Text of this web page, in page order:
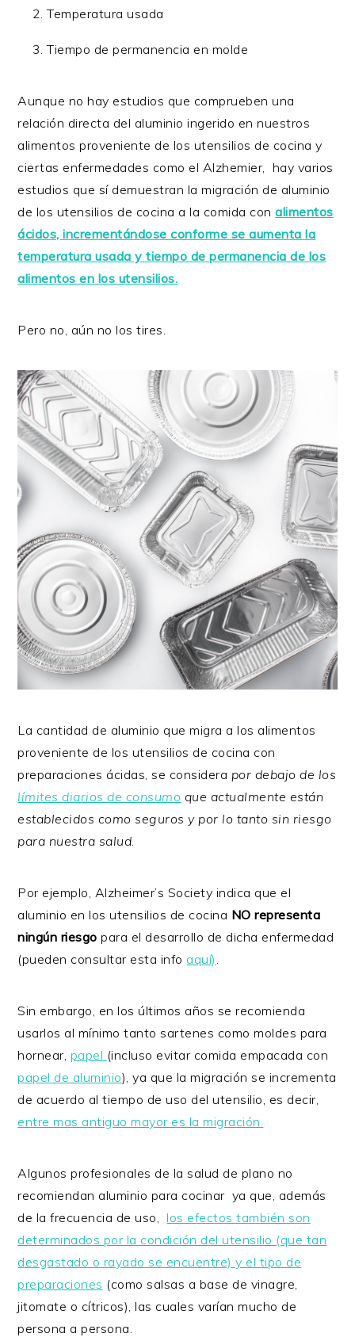
Temperatura usada
Tiempo de permanencia en molde
Aunque no hay estudios que comprueben una
relación directa del aluminio ingerido en nuestros
alimentos proveniente de los utensilios de cocina y
ciertas enfermedades como el Alzhemier, hay varios
estudios que sí demuestran la migración de aluminio
de los utensilios de cocina a la comida conalimentos
ácidos, incrementándose conforme se aumenta la
temperatura usada y tiempo de permanencia de los
alimentos en los utensilios.
Pero no, aún no los tires.
La cantidad de aluminio que migra a los alimentos
proveniente de los utensilios de cocina con
preparaciones ácidas, se considera por debajo de los
límites diarios de consumo que actualmente están
establecidos como seguros y por lo tanto sin riesgo
para nuestra salud
Por ejemplo, Alzheimer’s Society indica que el
aluminio en los utensilios de cocina NO representa
ningún riesgo para el desarrollo de dicha enfermedad
(pueden consultar esta info aquí)
Sin embargo, en los últimos años se recomienda
usarlos al mínimo tanto sartenes como moldes para
hornear, papel (incluso evitar comida empacada con
papel de aluminio), ya que la migración se incrementa
de acuerdo al tiempo de uso del utensilio, es decir,
entre mas antiguo mayor es la migración.
Algunos profesionales de la salud de plano no
recomiendan aluminio para cocinar ya que, además
de la frecuencia de uso, los efectos también son
determinados por la condición del utensilio (que tan
desgastado o rayado se encuentre) y el tipo de
preparaciones (como salsas a base de vinagre,
jitomate o cítricos), las cuales varían mucho de
persona a persona.